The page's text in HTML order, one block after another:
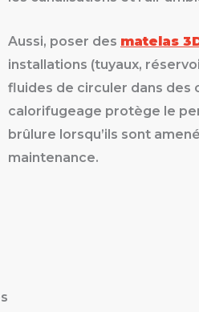
Aussi, poser des matelas
installations (tuyaux,
fluides de circuler dans des
calorifugeage protège le
brûlure lorsqu’ils sont
maintenance.